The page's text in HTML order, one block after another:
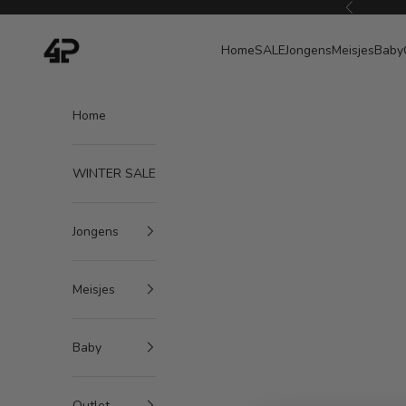
Vorige
4President HomeSALEJongensMeisjesBaby
Home
WINTER SALE
Jongens
Meisjes
Baby